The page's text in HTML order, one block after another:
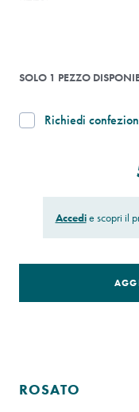
SOLO 1 PEZZO
Richiedi
Accedie scopri il
ROSATO